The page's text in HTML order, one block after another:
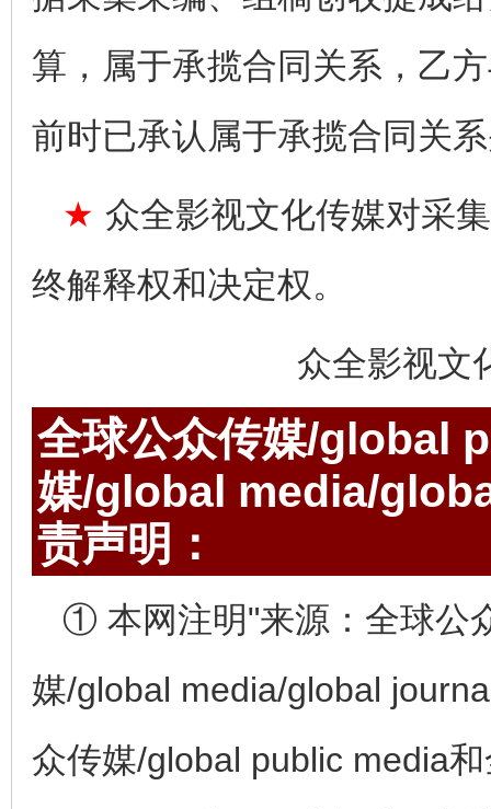
算，属于承揽合同关系，乙
前时已承认属于承揽合同关
★ 众全影视文化传媒对采
终解释权和决定权。
众全影视文
全球公众传媒/global
媒/global media/
责声明：
① 本网注明"来源：全球公
媒/global media/global
众传媒/global public media